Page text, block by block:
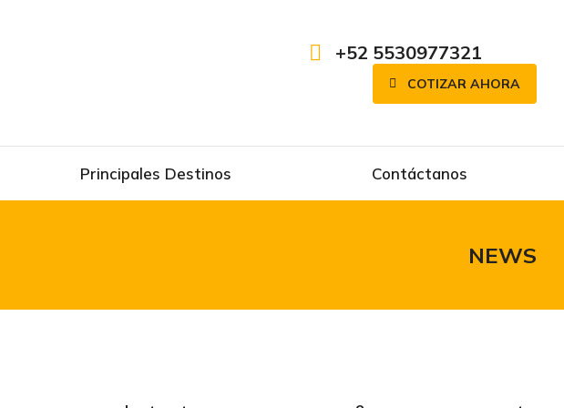
+52 5530977321
COTIZAR AHORA
Principales Destinos Contáctanos
NEWS